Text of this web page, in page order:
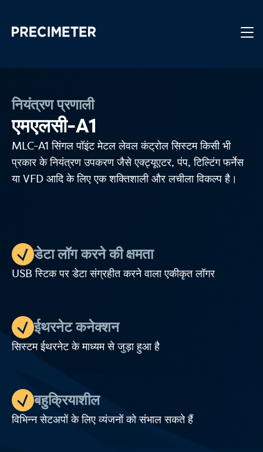
नियंत्रण प्रणाली
एमएलसी-A1
MLC-A1 सिंगल पॉइंट मेटल लेवल कंट्रोल सिस्टम किसी भी
प्रकार के नियंत्रण उपकरण जैसे एक्ट्यूएटर, पंप, टिल्टिंग फर्नेस
या VFD आदि के लिए एक शक्तिशाली और लचीला विकल्प है।
डेटा लॉग करने की क्षमता
USB स्टिक पर डेटा संग्रहीत करने वाला एकीकृत लॉगर
ईथरनेट कनेक्शन
सिस्टम ईथरनेट के माध्यम से जुड़ा हुआ है
बहुक्रियाशील
विभिन्न सेटअपों के लिए व्यंजनों को संभाल सकते हैं